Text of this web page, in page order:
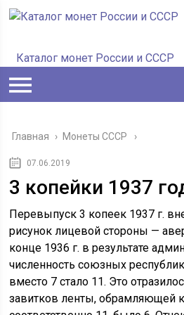
Каталог монет России и СССР
Главная › Монеты СССР
07.06.2019
3 копейки 1937
Перевыпуск 3 копеек 1937 г.
рисунок лицевой стороны —
конце 1936 г. в результате
численность союзных
вместо 7 стало 11. Это
завитков ленты, обрамляющей